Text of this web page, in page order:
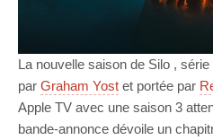
La nouvelle saison de Silo ,
par Graham Yost et portée par
Apple TV avec une saison 3
bande-annonce dévoile un